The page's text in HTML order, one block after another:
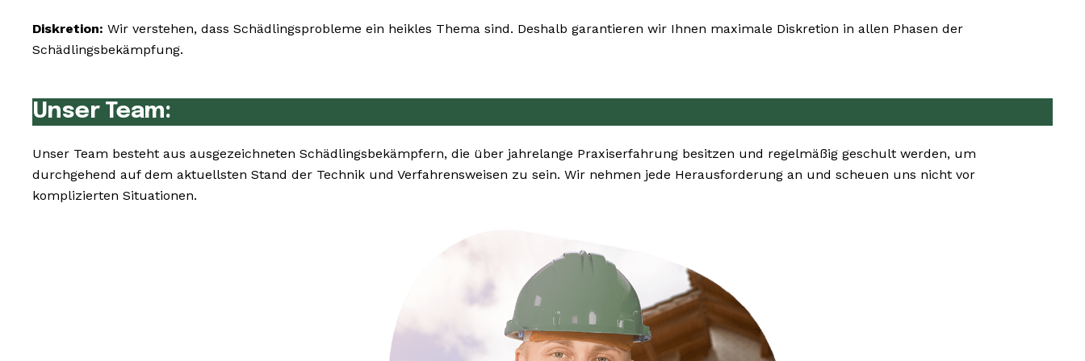
Diskretion: Wir verstehen, dass Schädlingsprobleme ein heikles Thema sind. Deshalb garantieren wir Ihnen maximale Diskretion in allen Phasen der
Schädlingsbekämpfung.
Unser Team:
Unser Team besteht aus ausgezeichneten Schädlingsbekämpfern, die über jahrelange Praxiserfahrung besitzen und regelmäßig geschult werden, um
durchgehend auf dem aktuellsten Stand der Technik und Verfahrensweisen zu sein. Wir nehmen jede Herausforderung an und scheuen uns nicht vor
komplizierten Situationen.